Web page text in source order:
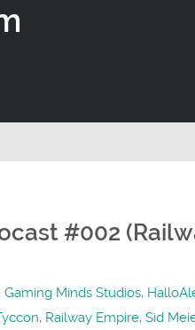
#002
Gaming Minds Studios,
, Railway Empire, Sid